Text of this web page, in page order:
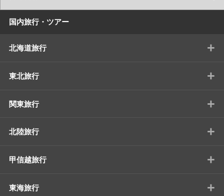
国内旅行・ツアー
北海道旅行 +
東北旅行 +
関東旅行 +
北陸旅行 +
甲信越旅行 +
東海旅行 +